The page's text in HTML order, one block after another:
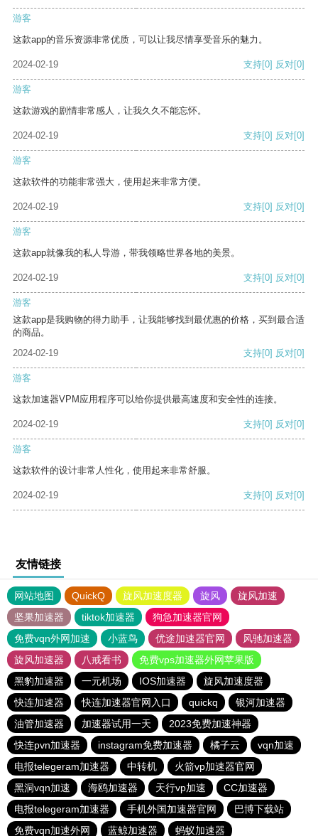
游客
这款app的音乐资源非常优质，可以让我尽情享受音乐的魅力。
2024-02-19 支持[0] 反对[0]
游客
这款游戏的剧情非常感人，让我久久不能忘怀。
2024-02-19 支持[0] 反对[0]
游客
这款软件的功能非常强大，使用起来非常方便。
2024-02-19 支持[0] 反对[0]
游客
这款app就像我的私人导游，带我领略世界各地的美景。
2024-02-19 支持[0] 反对[0]
游客
这款app是我购物的得力助手，让我能够找到最优惠的价格，买到最合适
的商品。
2024-02-19
支持[0] 反对[0]
游客
这款加速器VPM应用程序可以给你提供最高速度和安全性的连接。
2024-02-19 支持[0] 反对[0]
游客
这款软件的设计非常人性化，使用起来非常舒服。
2024-02-19 支持[0] 反对[0]
友情链接
网站地图 QuickQ 旋风加速度器 旋风
旋风加速
坚果加速器
tiktok加速器
狗急加速器官网
免费vqn外网加速
小蓝鸟 优途加速器官网
风驰加速器
旋风加速器
八戒看书
免费vps加速器外网苹果版
黑豹加速器
一元机场 IOS加速器
旋风加速度器
快连加速器
快连加速器官网入口 quickq
银河加速器
油管加速器
加速器试用一天
2023免费加速神器
快连pvn加速器
instagram免费加速器 橘子云
vqn加速
电报telegeram加速器
中转机
火箭vp加速器官网
黑洞vqn加速
海鸥加速器 天行vp加速
CC加速器
电报telegeram加速器
手机外国加速器官网
巴博下载站
免费vqn加速外网
蓝鲸加速器 蚂蚁加速器